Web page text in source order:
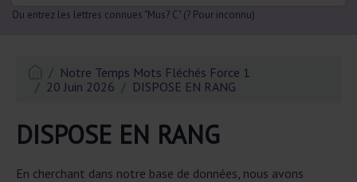
Ou entrez les lettres connues "Mus? C" (? Pour inconnu)
Notre Temps Mots Fléchés Force 1
20 Juin 2026
DISPOSE EN RANG
DISPOSE EN RANG
En cherchant dans notre base de données, nous avons